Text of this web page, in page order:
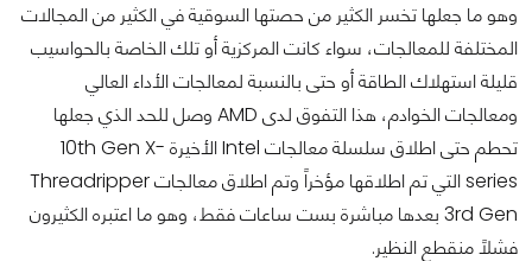
وهو ما جعلها تخسر الكثير من حصتها السوقية في الكثير من المجالات
المختلفة للمعالجات، سواء كانت المركزية أو تلك الخاصة بالحواسيب
قليلة استهلاك الطاقة أو حتى بالنسبة لمعالجات الأداء العالي
ومعالجات الخوادم، هذا التفوق لدى AMD وصل للحد الذي جعلها
تحطم حتى اطلاق سلسلة معالجات Intel الأخيرة 10th Gen X-
series التي تم اطلاقها مؤخراً وتم اطلاق معالجات Threadripper
3rd Gen بعدها مباشرة بست ساعات فقط، وهو ما اعتبره الكثيرون
فشلاً منقطع النظير.